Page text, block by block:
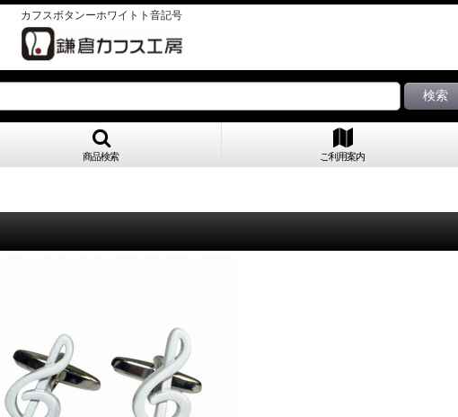
カフスボタンーホワイトト音記号
検索
商品検索 ご利用案内